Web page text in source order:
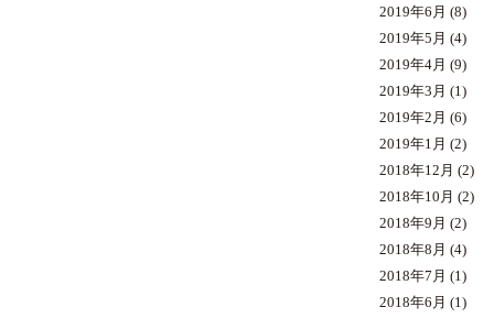
2019年6月 (8)
2019年5月 (4)
2019年4月 (9)
2019年3月 (1)
2019年2月 (6)
2019年1月 (2)
2018年12月 (2)
2018年10月 (2)
2018年9月 (2)
2018年8月 (4)
2018年7月 (1)
2018年6月 (1)